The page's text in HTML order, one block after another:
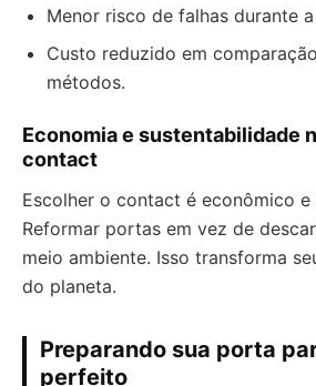
Menor risco de falhas durante
Custo reduzido em
métodos.
Economia e sustentabilidade
contact
Escolher o contact é econômico e
Reformar portas em vez de
meio ambiente. Isso transforma
do planeta.
Preparando sua porta
perfeito